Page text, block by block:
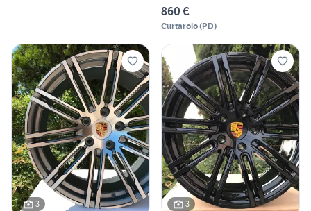
860 €
Curtarolo(PD)
3 3